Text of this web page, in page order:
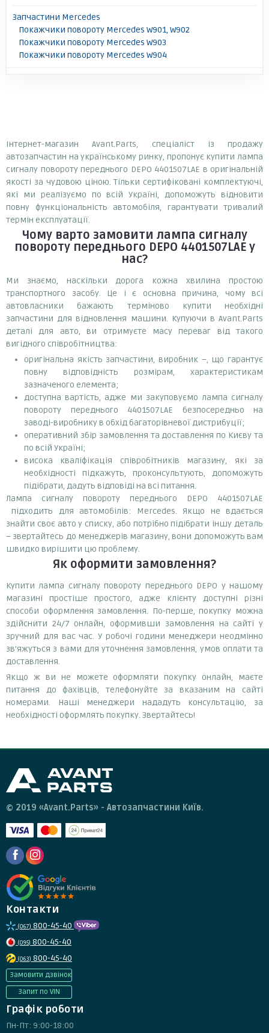
Запчастини Mercedes
Покажчики повороту Mercedes W901, W902
Покажчики повороту Mercedes W903
Покажчики повороту Mercedes W904
Інтернет-магазин Avant.Parts, спеціаліст із продажу
автозапчастин на українському ринку, пропонує купити лампа
сигналу повороту переднього DEPO 4401507LAE в оригінальній
якості за чудовою ціною. Тільки сертифіковані комплектуючі,
які ми реалізуємо по всій Україні, допоможуть відновити
повну функціональність автомобіля, гарантувати тривалий
термін експлуатації.
Чому варто замовити лампа сигналу
повороту переднього DEPO 4401507LAEу
нас?
Ми знаємо, наскільки дорога кожна хвилина простою
транспортного засобу. Це і є основна причина, чому всі
автовласники бажають терміново купити необхідні
запчастини для відновлення машини. Купуючи в Avant.Parts
деталі для авто, ви отримуєте масу переваг від такого
вигідного співробітництва:
оригінальна якість запчастини, виробник –, що гарантує
повну відповідність розмірам, характеристикам
зазначеного елемента;
доступна вартість, адже ми закуповуємо лампа сигналу
повороту переднього 4401507LAE безпосередньо на
заводі-виробнику в обхід багаторівневої дистрибуції;
оперативний збір замовлення та доставлення по Києву та
по всій Україні;
висока кваліфікація співробітників магазину, які за
необхідності підкажуть, проконсультують, допоможуть
підібрати, дадуть відповіді на всі питання.
Лампа сигналу повороту переднього DEPO 4401507LAE
підходить для автомобілів: Mercedes. Якщо не вдається
знайти своє авто у списку, або потрібно підібрати іншу деталь
– звертайтесь до менеджерів магазину, вони допоможуть вам
швидко вирішити цю проблему.
Як оформити замовлення?
Купити лампа сигналу повороту переднього DEPO у нашому
магазині простіше простого, адже клієнту доступні різні
способи оформлення замовлення. По-перше, покупку можна
здійснити 24/7 онлайн, оформивши замовлення на сайті у
зручний для вас час. У робочі години менеджери неодмінно
зв'яжуться з вами для уточнення замовлення, умов оплати та
доставлення.
Якщо ж ви не можете оформляти покупку онлайн, маєте
питання до фахівців, телефонуйте за вказаним на сайті
номерами. Наші менеджери нададуть консультацію, за
необхідності оформлять покупку. Звертайтесь!
© 2019 «Avant.Parts» - Автозапчастини Київ.
Контакти
(067) 800-45-40
(095) 800-45-40
(063) 800-45-40
Замовити дзвінок
Запит по VIN
Графік роботи
Пн-Пт: 9:00-18:00